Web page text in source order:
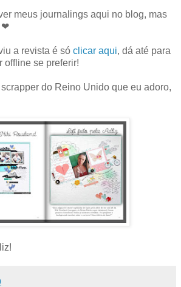
meus journalings aqui no blog, mas
❤
a revista é só clicar aqui, dá até para
offline se preferir!
do Reino Unido que eu adoro,